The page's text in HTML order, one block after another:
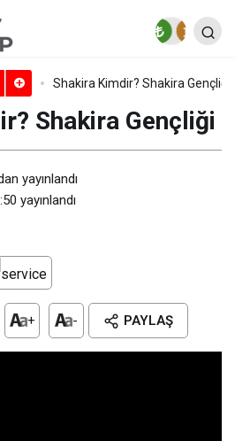
Shakira Kimdir? Shakira Gençliği
Shakira Gençliği
yayınlandı
yayınlandı
+ - PAYLAŞ
Boyu, Kilosu, Göz